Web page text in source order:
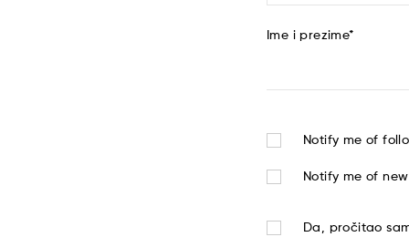
Ime i prezime*
Notify me of
Notify me of
Da, pročitao